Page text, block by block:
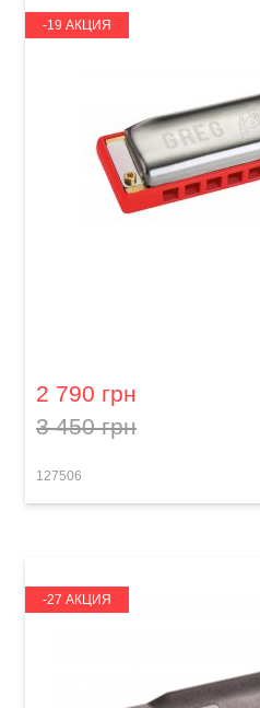
-19 АКЦИЯ
2 790 грн
3 450 грн
127506
-27 АКЦИЯ